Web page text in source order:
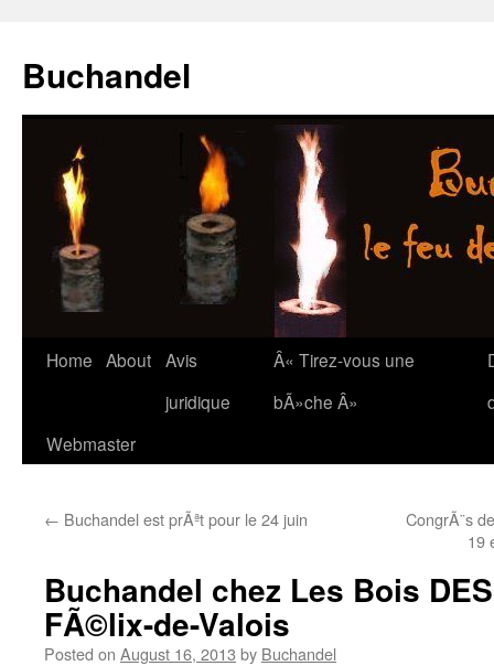
Buchandel
Skip
content
Home About Avis
juridique
Â« Tirez-vous une
bÃ»che Â»
Webmaster
← Buchandel est prÃªt pour le 24 juin
CongrÃ¨s
19
Buchandel chez Les Bois
FÃ©lix-de-Valois
Posted on August 16, 2013 by Buchandel